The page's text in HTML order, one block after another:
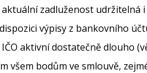
aktuální zadluženost udržitelná
výpisy z bankovního
IČO aktivní dostatečně dlouho
všem bodům ve smlouvě,